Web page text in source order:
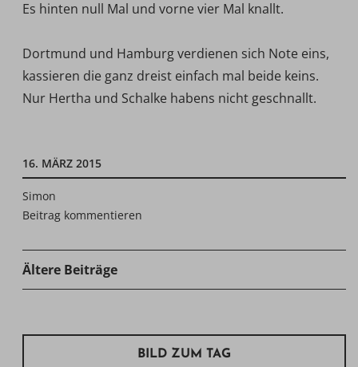
Es hinten null Mal und vorne vier Mal knallt.
Dortmund und Hamburg verdienen sich Note eins,
kassieren die ganz dreist einfach mal beide keins.
Nur Hertha und Schalke habens nicht geschnallt.
16. MÄRZ 2015
Simon
Beitrag kommentieren
BEITRAGSNAVIGATION
Ältere Beiträge
BILD ZUM TAG